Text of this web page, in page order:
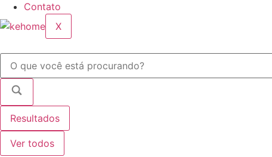
Contato
X
Resultados
Ver todos